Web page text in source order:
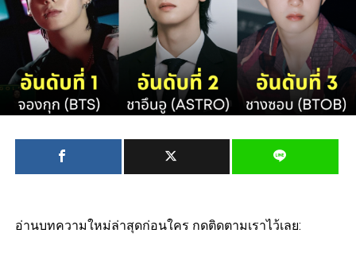
อ่านบทความใหม่ล่าสุดก่อนใคร กดติดตามเราไว้เลย: